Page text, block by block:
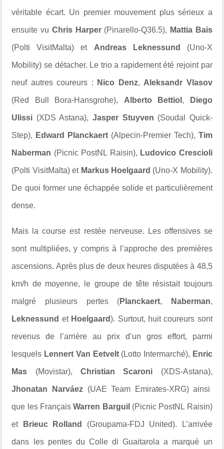
véritable écart. Un premier mouvement plus sérieux a
ensuite vu Chris Harper(Pinarello-Q36.5), Mattia Bais
(Polti VisitMalta) et Andreas Leknessund (Uno-X
Mobility) se détacher. Le trio a rapidement été rejoint par
neuf autres coureurs : Nico Denz, Aleksandr Vlasov
(Red Bull Bora-Hansgrohe), Alberto Bettiol , Diego
Ulissi (XDS Astana), Jasper Stuyven (Soudal Quick-
Step), Edward Planckaert (Alpecin-Premier Tech), Tim
Naberman (Picnic PostNL Raisin), Ludovico Crescioli
(Polti VisitMalta) et Markus Hoelgaard (Uno-X Mobility).
De quoi former une échappée solide et particulièrement
dense.
Mais la course est restée nerveuse. Les offensives se
sont multipliées, y compris à l’approche des premières
ascensions. Après plus de deux heures disputées à 48,5
km/h de moyenne, le groupe de tête résistait toujours
malgré plusieurs pertes (Planckaert, Naberman,
Leknessund et Hoelgaard). Surtout, huit coureurs sont
revenus de l’arrière au prix d’un gros effort, parmi
lesquels Lennert Van Eetvelt (Lotto Intermarché), Enric
Mas (Movistar), Christian Scaroni (XDS-Astana),
Jhonatan Narváez (UAE Team Emirates-XRG) ainsi
que les FrançaisWarren Barguil (Picnic PostNL Raisin)
et Brieuc Rolland (Groupama-FDJ United). L’arrivée
dans les pentes du Colle di Guaitarola a marqué un